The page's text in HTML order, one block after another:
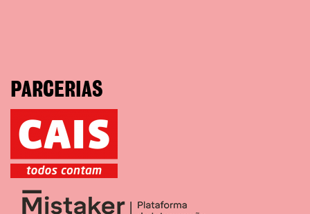
PARCERIAS